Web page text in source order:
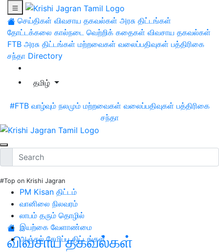
செய்திகள் விவசாய தகவல்கள் அரசு திட்டங்கள்
தோட்டக்கலை கால்நடை வெற்றிக் கதைகள் விவசாய தகவல்கள்
FTB அரசு திட்டங்கள் மற்றவைகள் வலைப்பதிவுகள் பத்திரிகை
சந்தா Directory
தமிழ்
#FTB வாழ்வும் நலமும் மற்றவைகள் வலைப்பதிவுகள் பத்திரிகை
சந்தா
#Top on Krishi Jagran
PM Kisan திட்டம்
வானிலை நிலவரம்
லாபம் தரும் தொழில்
இயற்கை வேளாண்மை
அஞ்சல் சேமிப்பு திட்டங்கள்
விவசாய தகவல்கள்